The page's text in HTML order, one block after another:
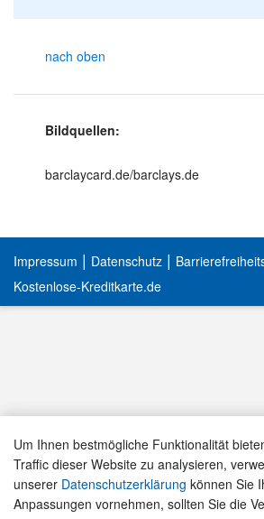
Um Ihnen bestmögliche Funktionalität
Traffic dieser Website zu analysieren,
unserer Datenschutzerklärung können Sie
Anpassungen vornehmen, sollten Sie die
nach oben
Bildquellen:
barclaycard.de/barclays.de
Impressum | Datenschutz |
Kostenlose-Kreditkarte.de